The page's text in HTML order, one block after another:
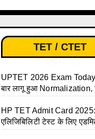
ऑनलाइन आवेदन प्रक्रिया शुरू
TET / CTET
UPTET 2026 Exam
बार लागू हुआ Normalization,
क्या होगा फायदा
HP TET Admit Card 2025:
एलिजिबिलिटी टेस्ट के लिए